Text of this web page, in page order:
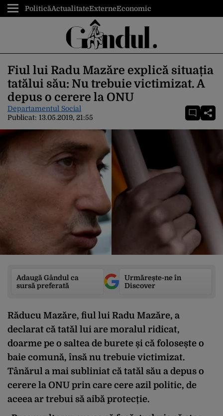
PoliticăActualitateExterneEconomic
Fiul lui Radu Mazăre explică situația
tatălui său: Nu trebuie victimizat. A
depus o cerere la ONU
Departamentul Social
Publicat: 13.05.2019, 21:55
Adaugă Gândul ca
sursă preferată
Urmărește-ne în
Discover
Răducu Mazăre, fiul lui Radu Mazăre, a
declarat că tatăl lui are moralul ridicat,
doarme pe o saltea de burete și că folosește o
baie comună, însă nu trebuie victimizat.
Tânărul a mai subliniat că tatăl său a depus o
cerere la ONU prin care cere azil politic, de
aceea ar trebui să aibă protecție.